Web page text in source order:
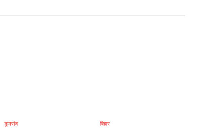
डुमरांव बिहार